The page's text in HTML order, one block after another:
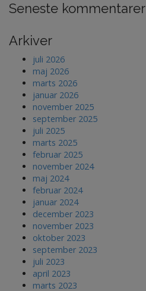
i
n
d
æ
Seneste kommentarer
Arkiver
juli 2026
maj 2026
marts 2026
januar 2026
november 2025
september 2025
juli 2025
marts 2025
februar 2025
november 2024
maj 2024
februar 2024
januar 2024
december 2023
november 2023
oktober 2023
september 2023
juli 2023
april 2023
marts 2023